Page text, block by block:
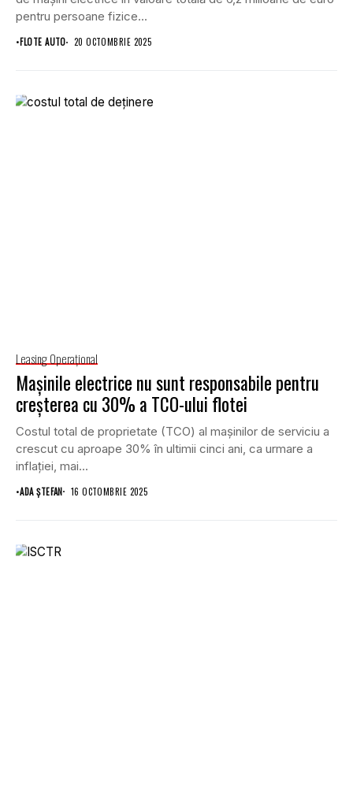
pentru persoane fizice...
•FLOTE AUTO 20 OCTOMBRIE 2025
Leasing Operaţional
Mașinile electrice nu sunt responsabile pentru
creșterea cu 30% a TCO-ului flotei
Costul total de proprietate (TCO) al mașinilor de serviciu a
crescut cu aproape 30% în ultimii cinci ani, ca urmare a
inflației, mai...
•ADA ȘTEFAN 16 OCTOMBRIE 2025